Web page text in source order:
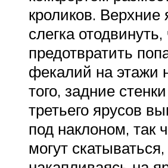
кроликов.
слегка
предотвратить
фекалий на этажи
того, задние
третьего ярусов
под наклоном, так
могут